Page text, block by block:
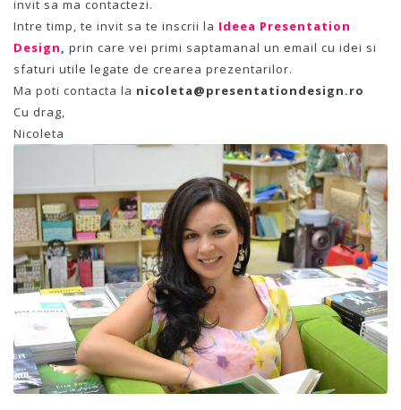
invit sa ma contactezi.
Intre timp, te invit sa te inscrii la Ideea Presentation
Design, prin care vei primi saptamanal un email cu idei si
sfaturi utile legate de crearea prezentarilor.
Ma poti contacta la nicoleta@presentationdesign.ro
Cu drag,
Nicoleta